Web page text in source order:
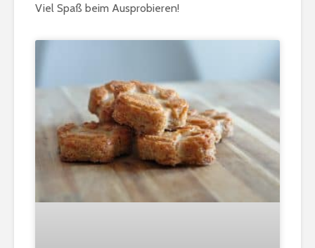
Viel Spaß beim Ausprobieren!